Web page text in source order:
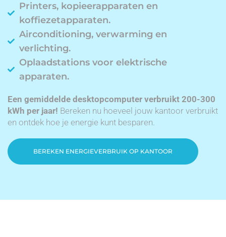
Printers, kopieerapparaten en
koffiezetapparaten.
Airconditioning, verwarming en
verlichting.
Oplaadstations voor elektrische
apparaten.
Een gemiddelde desktopcomputer verbruikt 200-300
kWh per jaar! Bereken nu hoeveel jouw kantoor verbruikt
en ontdek hoe je energie kunt besparen.
BEREKEN ENERGIEVERBRUIK OP KANTOOR